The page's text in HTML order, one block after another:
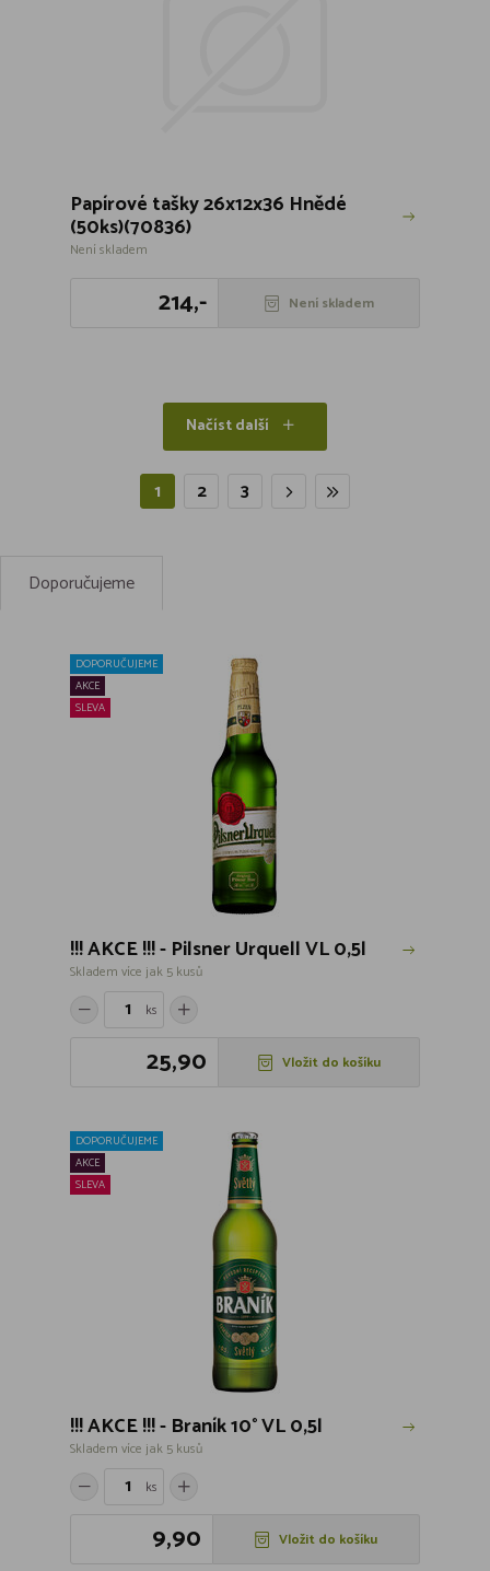
Papírové tašky 26x12x36 Hnědé
(50ks)(70836)
Není skladem
214,- Není skladem
Načíst další
1 2 3
Doporučujeme
DOPORUČUJEME
AKCE
SLEVA
!!! AKCE !!! - Pilsner Urquell VL 0,5l
Skladem více jak 5 kusů
ks
25,90 Vložit do košíku
DOPORUČUJEME
AKCE
SLEVA
!!! AKCE !!! - Braník 10° VL 0,5l
Skladem více jak 5 kusů
ks
9,90 Vložit do košíku